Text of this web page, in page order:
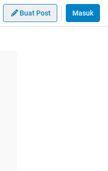
Buat Post Masuk